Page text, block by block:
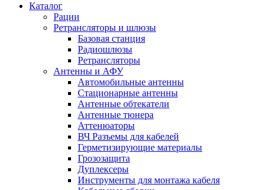
Каталог
Рации
Ретрансляторы и шлюзы
Базовая станция
Радиошлюзы
Ретрансляторы
Антенны и АФУ
Автомобильные антенны
Стационарные антенны
Антенные обтекатели
Антенные тюнера
Аттенюаторы
ВЧ Разъемы для кабелей
Герметизирующие материалы
Грозозащита
Дуплексеры
Инструменты для монтажа кабеля